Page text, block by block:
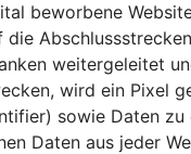
beworbene
die
weitergeleitet
wird ein Pixel
sowie Daten
Daten aus jeder